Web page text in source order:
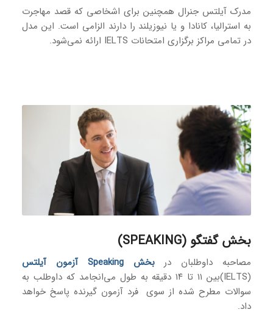
مدرک آیلتس جنرال همچنین برای اشخاصی که قصد مهاجرت
به استرالیا، کانادا و یا نیوزیلند را دارند الزامی است. این مدل
در تمامی مراکز برگزاری امتحانات IELTS ارائه نمی‌شود.
بخش گفتگو (SPEAKING)
مصاحبه داوطلبان دربخش Speaking آزمون آیلتس
(IELTS)بین ۱۱ تا ۱۴ دقیقه به‌ طول می‌‎انجامد که داوطلب به
سوالات مطرح شده از سوی فرد آزمون گیرنده پاسخ خواهد
داد.